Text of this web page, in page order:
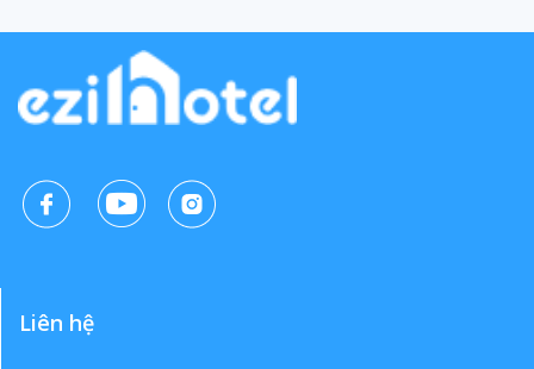
Liên hệ